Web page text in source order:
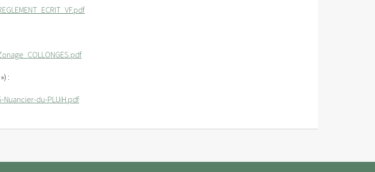
:
du-PLUiH.pdf